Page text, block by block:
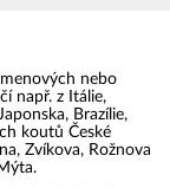
nebo
např. z Itálie,
Brazílie,
koutů České
Zvíkova, Rožnova